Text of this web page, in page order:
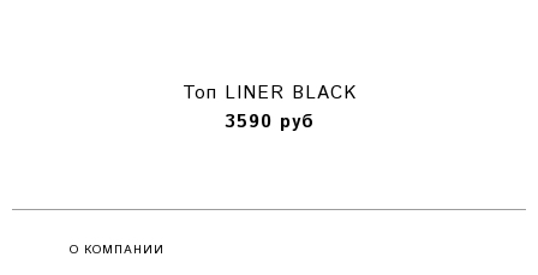
Топ LINER BLACK
3590 руб
О КОМПАНИИ